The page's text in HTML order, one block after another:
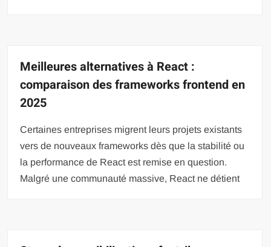
Meilleures alternatives à React :
comparaison des frameworks frontend en
2025
Certaines entreprises migrent leurs projets existants
vers de nouveaux frameworks dès que la stabilité ou
la performance de React est remise en question.
Malgré une communauté massive, React ne détient